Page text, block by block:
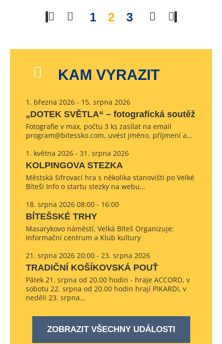
1 2 3
KAM VYRAZIT
1. března 2026 - 15. srpna 2026
„DOTEK SVĚTLA“ – fotografická soutěž
Fotografie v max. počtu 3 ks zasílat na email
program@bitessko.com, uvést jméno, příjmení a…
1. května 2026 - 31. srpna 2026
KOLPINGOVA STEZKA
Městská šifrovací hra s několika stanovišti po Velké
Bíteši Info o startu stezky na webu…
18. srpna 2026 08:00 - 16:00
BÍTEŠSKÉ TRHY
Masarykovo náměstí, Velká Bíteš Organizuje:
Informační centrum a Klub kultury
21. srpna 2026 20:00 - 23. srpna 2026
TRADIČNÍ KOŠÍKOVSKÁ POUŤ
Pátek 21. srpna od 20.00 hodin - hraje ACCORD, v
sobotu 22. srpna od 20.00 hodin hrají PIKARDI, v
neděli 23. srpna…
ZOBRAZIT VŠECHNY UDÁLOSTI